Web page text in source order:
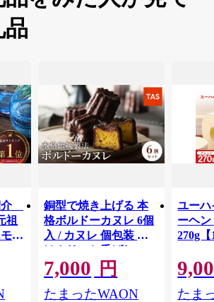
岡ブランド品に認定されています。
品
介
祖
ン
お
銅型で焼き上げる 本
格ボルドーカヌレ 6個
入 / カヌレ 個包装 外
はカリッと香ばしい
中はもっちり ラム酒
バニラ お取り寄せ ス
イーツ 焼き菓子 詰め
7,000 円
たまったWAON
ユーハ
ーヘ
270g【
たま